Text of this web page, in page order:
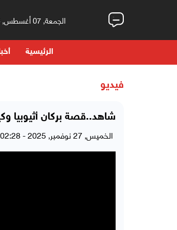
الجمعة, 07 أغسطس, 2026 06:16 صباحاً
الرئيسية
فيديو
شاهد..قصة بركان أثيوبيا
الخميس, 27 نوفمبر, 2025 - 02:28 مساءً